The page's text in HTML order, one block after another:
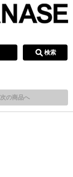
検索
次の商品へ